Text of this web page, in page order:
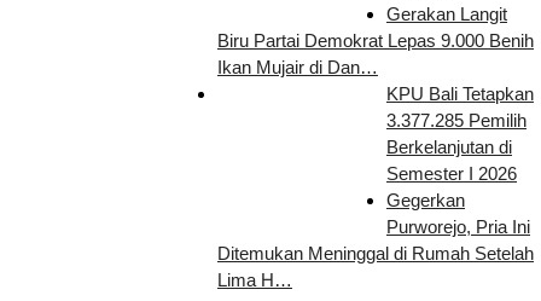
Gerakan Langit
Biru Partai Demokrat Lepas 9.000 Benih
Ikan Mujair di Dan…
KPU Bali Tetapkan
3.377.285 Pemilih
Berkelanjutan di
Semester I 2026
Gegerkan
Purworejo, Pria Ini
Ditemukan Meninggal di Rumah Setelah
Lima H…